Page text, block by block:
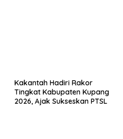
Kakantah Hadiri Rakor
Tingkat Kabupaten Kupang
2026, Ajak Sukseskan PTSL